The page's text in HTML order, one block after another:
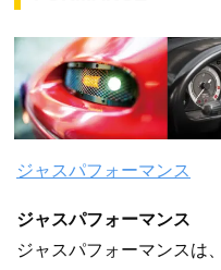
ジャスパフォーマンス
ジャスパフォーマンス
ジャスパフォーマンスは